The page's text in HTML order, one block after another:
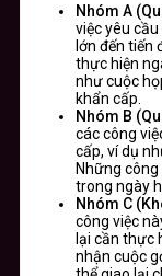
Nhóm A
việc yêu
lớn đến tiến
thực hiện
như cuộc
khẩn cấp.
Nhóm B
các công
cấp, ví dụ
Những công
trong ngày
Nhóm C
công việc
lại cần thực
nhận cuộc